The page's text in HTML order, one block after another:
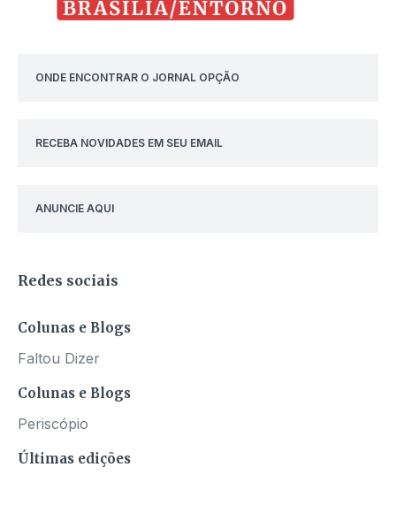
ONDE ENCONTRAR O JORNAL OPÇÃO
RECEBA NOVIDADES EM SEU EMAIL
ANUNCIE AQUI
Redes sociais
Colunas e Blogs
Faltou Dizer
Colunas e Blogs
Periscópio
Últimas edições